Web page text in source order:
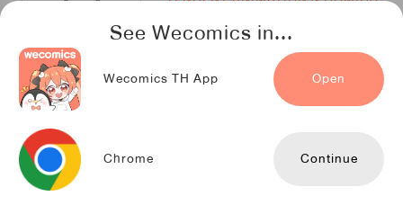
See Wecomics in...
Wecomics TH App Open
Chrome Continue
ฉันนี่แหละคือสุดยอดเพลเยอร์